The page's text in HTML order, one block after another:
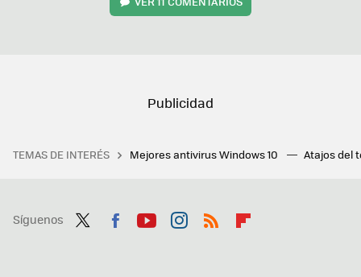
TEMAS DE INTERÉS Mejores antivirus Windows 10 Atajos del
Síguenos